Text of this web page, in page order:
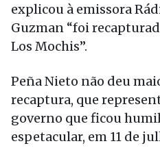
explicou à emissora
Guzman “foi
Los Mochis”.
Peña Nieto não deu
recaptura, que
governo que ficou
espetacular, em 11 de